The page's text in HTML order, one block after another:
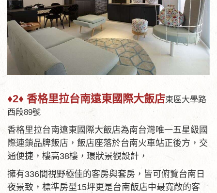
♦2♦ 香格里拉台南遠東國際大飯店東區大學路
西段89號
香格里拉台南遠東國際大飯店為南台灣唯一五星級國
際連鎖品牌飯店，飯店座落於台南火車站正後方，交
通便捷，樓高38樓，環狀景觀設計，
擁有336間視野極佳的客房與套房，皆可俯覽台南日
夜景致，標準房型15坪更是台南飯店中最寬敞的客